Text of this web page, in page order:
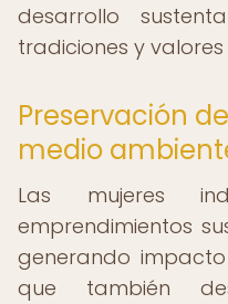
desarrollo
tradiciones y
Preservación
medio
Las mujeres
emprendimientos
generando
que también